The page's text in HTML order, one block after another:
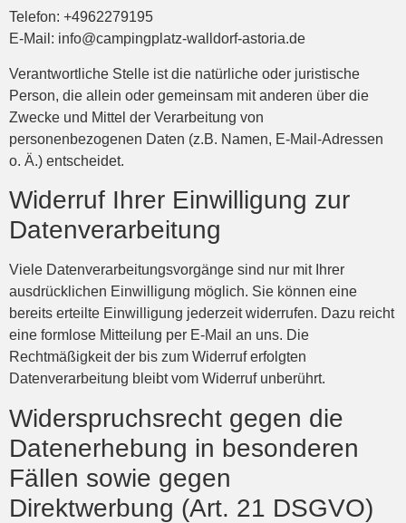
Telefon: +4962279195
E-Mail: info@campingplatz-walldorf-astoria.de
Verantwortliche Stelle ist die natürliche oder juristische
Person, die allein oder gemeinsam mit anderen über die
Zwecke und Mittel der Verarbeitung von
personenbezogenen Daten (z.B. Namen, E-Mail-Adressen
o. Ä.) entscheidet.
Widerruf Ihrer Einwilligung zur
Datenverarbeitung
Viele Datenverarbeitungsvorgänge sind nur mit Ihrer
ausdrücklichen Einwilligung möglich. Sie können eine
bereits erteilte Einwilligung jederzeit widerrufen. Dazu reicht
eine formlose Mitteilung per E-Mail an uns. Die
Rechtmäßigkeit der bis zum Widerruf erfolgten
Datenverarbeitung bleibt vom Widerruf unberührt.
Widerspruchsrecht gegen die
Datenerhebung in besonderen
Fällen sowie gegen
Direktwerbung (Art. 21 DSGVO)